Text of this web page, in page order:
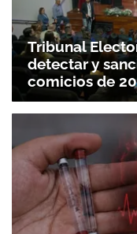
Tribunal
detectar y
comicios de